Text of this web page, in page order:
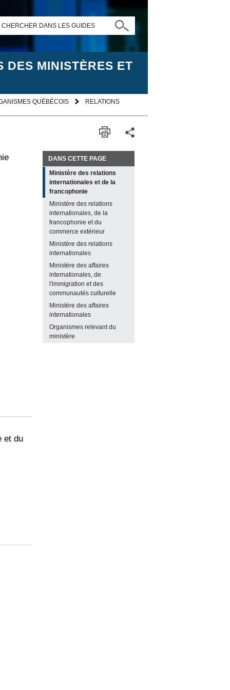
CHERCHER DANS LES GUIDES
DES MINISTÈRES ET
QUÉBÉCOIS RELATIONS
et du
DANS CETTE PAGE
Ministère des relations
internationales et de la
francophonie
Ministère des relations
internationales, de la
francophonie et du
commerce extérieur
Ministère des relations
internationales
Ministère des affaires
internationales, de
l'immigration et des
communautés culturelle
Ministère des affaires
internationales
Organismes relevant du
ministère